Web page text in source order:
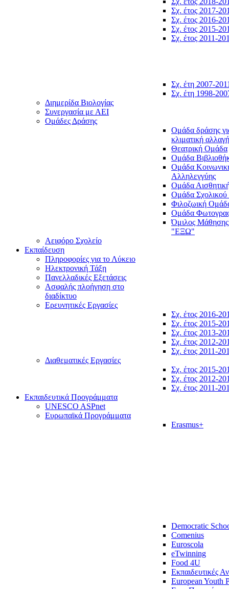
Σχ. έτος 2017-
Σχ. έτος 2016-
Σχ. έτος 2015-
Σχ. έτος 2011-
Σχ. έτη 2007-
Σχ. έτη 1998-
Διημερίδα Βιολογίας
Συνεργασία με ΑΕΙ
Ομάδες Δράσης
Ομάδα δράσης
κλιματική αλλαγή
Θεατρική Ομάδα
Ομάδα
Ομάδα
Αλληλεγγύης
Ομάδα
Ομάδα
Φιλοζωική
Ομάδα
Όμιλος Μάθησης
"ΕΞΩ"
Αειφόρο Σχολείο
Εκπαίδευση
Πληροφορίες για το Λύκειο
Ηλεκτρονική Τάξη
Πανελλαδικές Εξετάσεις
Ασφαλής πλοήγηση στο
διαδίκτυο
Ερευνητικές Εργασίες
Σχ. έτος 2016-
Σχ. έτος 2015-
Σχ. έτος 2013-
Σχ. έτος 2012-
Σχ. έτος 2011-
Διαθεματικές Εργασίες
Σχ. έτος 2015-
Σχ. έτος 2012-
Σχ. έτος 2011-
Εκπαιδευτικά Προγράμματα
UNESCO ASPnet
Ευρωπαϊκά Προγράμματα
Erasmus+
Democratic
Comenius
Euroscola
eTwinning
Food 4U
Εκπαιδευτικές
European Youth